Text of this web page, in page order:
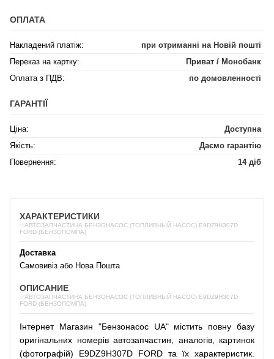
ОПЛАТА
Накладений платіж:
при отриманні на Новій пошті
Переказ на картку:
Приват / Монобанк
Оплата з ПДВ:
по домовленності
ГАРАНТІЇ
Ціна:
Доступна
Якість:
Даємо гарантію
Повернення:
14 діб
ХАРАКТЕРИСТИКИ
✅АВТОЗАПЧАСТИНА БЕНЗОНАСОС (ТОПЛИВНЫЙ НАСОС) E9DZ9H307D
FORD (БЕНЗОПОМПА)
Доставка
Самовивіз або Нова Пошта
ОПИСАНИЕ
✅АВТОЗАПЧАСТИНА БЕНЗОНАСОС (ТОПЛИВНЫЙ НАСОС) E9DZ9H307D
FORD (БЕНЗОПОМПА)
Інтернет Магазин "Бензонасос UA" містить повну базу
оригінальних номерів автозапчастин аналогів,
картинок
(фотографій) E9DZ9H307D FORD та їх характеристик.